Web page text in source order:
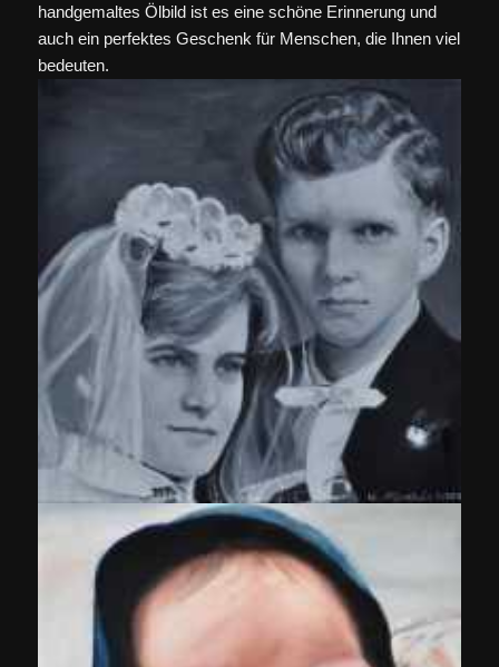
handgemaltes Ölbild ist es eine schöne Erinnerung und
auch ein perfektes Geschenk für Menschen, die Ihnen viel
bedeuten.